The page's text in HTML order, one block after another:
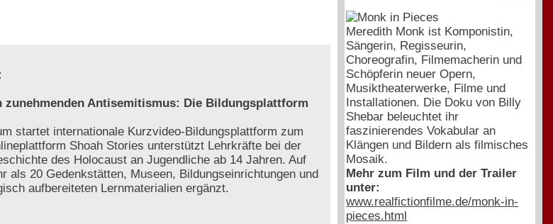
zunehmenden Antisemitismus: Die Bildungsplattform
startet internationale Kurzvideo-Bildungsplattform zum
Shoah Stories unterstützt Lehrkräfte bei der
des Holocaust an Jugendliche ab 14 Jahren. Auf
als 20 Gedenkstätten, Museen, Bildungseinrichtungen und
aufbereiteten Lernmaterialien ergänzt.
Meredith Monk ist Komponistin,
Sängerin, Regisseurin,
Choreografin, Filmemacherin und
Schöpferin neuer Opern,
Musiktheaterwerke, Filme und
Installationen. Die Doku von Billy
Shebar beleuchtet ihr
faszinierendes Vokabular an
Klängen und Bildern als filmisches
Mosaik.
Mehr zum Film und der Trailer
unter:
www.realfictionfilme.de/monk-in-
pieces.html